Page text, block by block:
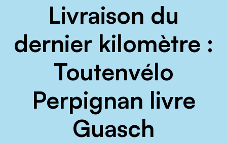
Livraison du
dernier kilomètre :
Toutenvélo
Perpignan livre
Guasch